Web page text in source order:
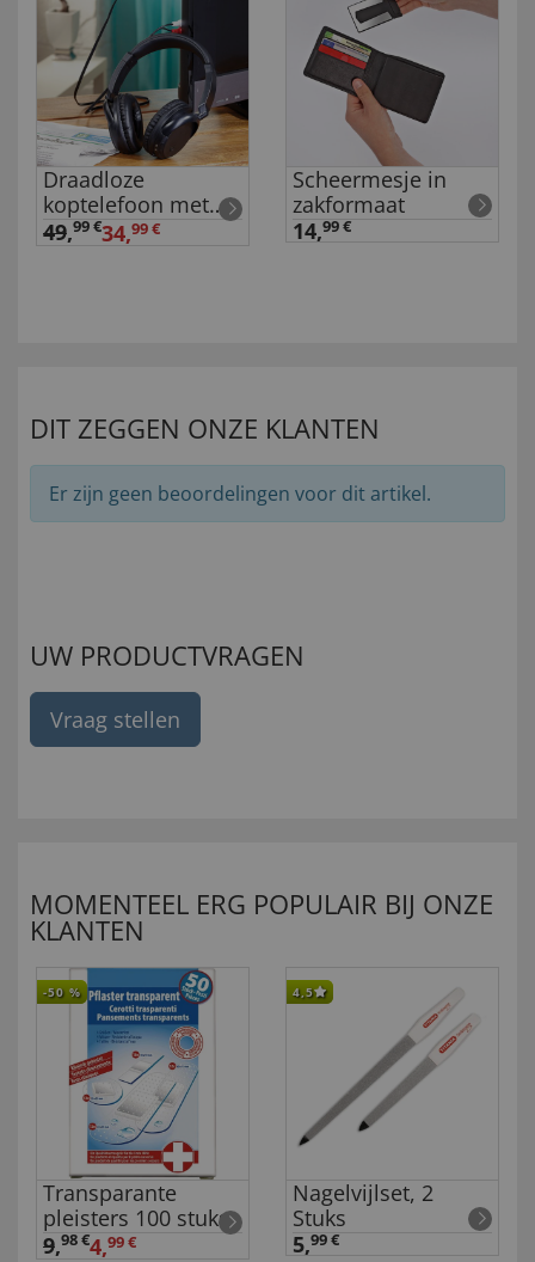
Draadloze
koptelefoon met
radio
49,99 €34,99 €
Scheermesje in
zakformaat
14,99 €
DIT ZEGGEN ONZE KLANTEN
Er zijn geen beoordelingen voor dit artikel.
UW PRODUCTVRAGEN
Vraag stellen
MOMENTEEL ERG POPULAIR BIJ ONZE
KLANTEN
-50 %
Transparante
pleisters 100 stuks
9,98 €4,99 €
4,5
Nagelvijlset, 2
Stuks
5,99 €